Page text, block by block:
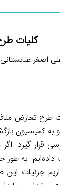
کلیات
اصغر عنابستانی
طرح
کمیسیون
قرار گیرد.
به
جزئیات